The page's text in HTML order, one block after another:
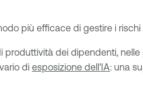
più efficace di gestire i
dei dipendenti,
di esposizione dell'IA: una